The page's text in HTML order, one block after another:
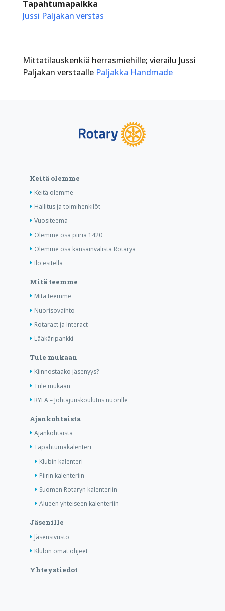
Tapahtumapaikka
Jussi Paljakan verstas
Mittatilauskenkiä herrasmiehille; vierailu Jussi
Paljakan verstaalle Paljakka Handmade
Keitä olemme
Keitä olemme
Hallitus ja toimihenkilöt
Vuositeema
Olemme osa piiriä 1420
Olemme osa kansainvälistä Rotarya
Ilo esitellä
Mitä teemme
Mitä teemme
Nuorisovaihto
Rotaract ja Interact
Lääkäripankki
Tule mukaan
Kiinnostaako jäsenyys?
Tule mukaan
RYLA – Johtajuuskoulutus nuorille
Ajankohtaista
Ajankohtaista
Tapahtumakalenteri
Klubin kalenteri
Piirin kalenteriin
Suomen Rotaryn kalenteriin
Alueen yhteiseen kalenteriin
Jäsenille
Jäsensivusto
Klubin omat ohjeet
Yhteystiedot